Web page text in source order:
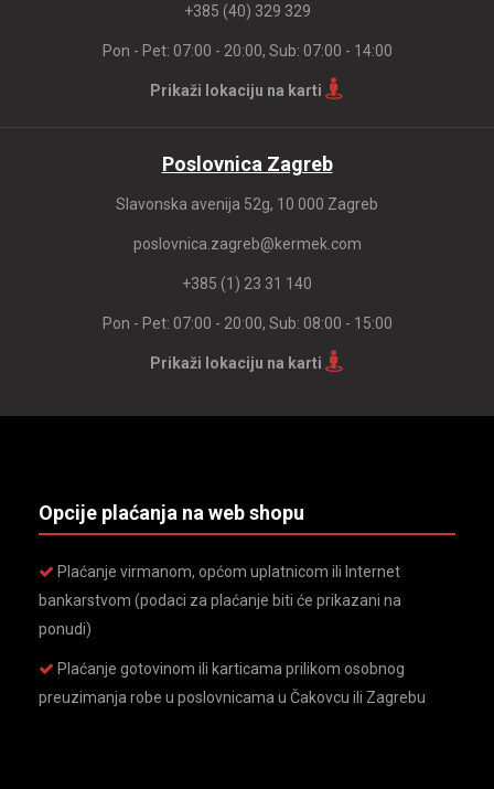
+385 (40) 329 329
Pon - Pet: 07:00 - 20:00, Sub: 07:00 - 14:00
Prikaži lokaciju na karti
Poslovnica Zagreb
Slavonska avenija 52g, 10 000 Zagreb
poslovnica.zagreb@kermek.com
+385 (1) 23 31 140
Pon - Pet: 07:00 - 20:00, Sub: 08:00 - 15:00
Prikaži lokaciju na karti
Opcije plaćanja na web shopu
Plaćanje virmanom, općom uplatnicom ili Internet
bankarstvom (podaci za plaćanje biti će prikazani na
ponudi)
Plaćanje gotovinom ili karticama prilikom osobnog
preuzimanja robe u poslovnicama u Čakovcu ili Zagrebu